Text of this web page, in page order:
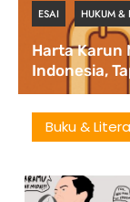
ESAI HUKUM &
Harta Karun
Indonesia,
Buku &